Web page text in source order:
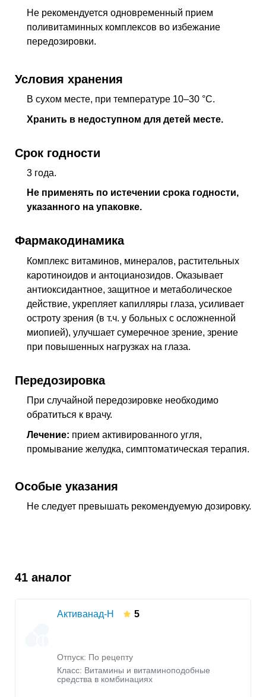
Не рекомендуется одновременный прием
поливитаминных комплексов во избежание
передозировки.
Условия хранения
В сухом месте, при температуре 10–30 °C.
Хранить в недоступном для детей месте.
Срок годности
3 года.
Не применять по истечении срока годности,
указанного на упаковке.
Фармакодинамика
Комплекс витаминов, минералов, растительных
каротиноидов и антоцианозидов. Оказывает
антиоксидантное, защитное и метаболическое
действие, укрепляет капилляры глаза, усиливает
остроту зрения (в т.ч. у больных с осложненной
миопией), улучшает сумеречное зрение, зрение
при повышенных нагрузках на глаза.
Передозировка
При случайной передозировке необходимо
обратиться к врачу.
Лечение: прием активированного угля,
промывание желудка, симптоматическая терапия.
Особые указания
Не следует превышать рекомендуемую дозировку.
41 аналог
Активанад-Н 5
Отпуск: По рецепту
Класс: Витамины и витаминоподобные
средства в комбинациях